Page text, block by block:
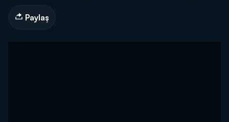
Paylaş